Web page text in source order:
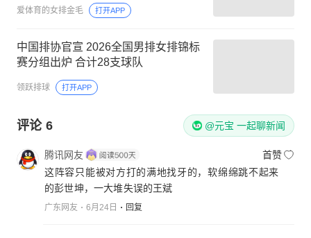
爱体育的女排金毛 打开APP
中国排协官宣 2026全国男排女排锦标
赛分组出炉 合计28支球队
领跃排球 打开APP
评论 6 @元宝 一起聊新闻
腾讯网友
首赞
这阵容只能被对方打的满地找牙的，软绵绵跳不起来
的彭世坤，一大堆失误的王斌
广东网友 6月24日 回复